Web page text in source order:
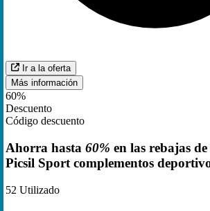
Ir a la oferta
Más información
60%
Descuento
Código descuento
Ahorra hasta 60% en las rebajas
Picsil Sport complementos
52 Utilizado